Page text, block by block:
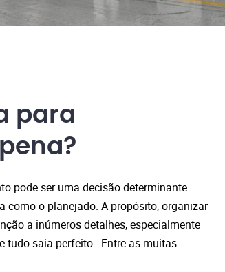
para
pode ser uma decisão determinante
como o planejado. A propósito, organizar
a inúmeros detalhes, especialmente
tudo saia perfeito. Entre as muitas